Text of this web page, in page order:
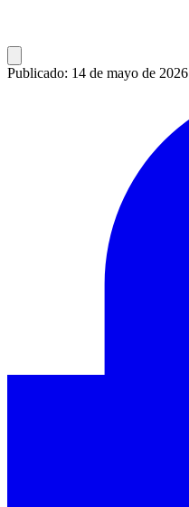
Publicado: 14 de mayo de 2026